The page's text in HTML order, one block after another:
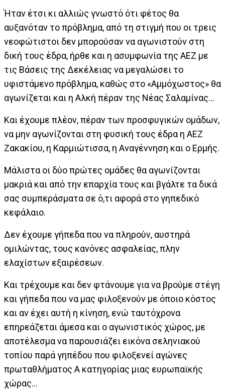
Ήταν έτσι κι αλλιώς γνωστό ότι φέτος θα
αυξανόταν το πρόβλημα, από τη στιγμή που οι τρεις
νεοφώτιστοι δεν μπορούσαν να αγωνιστούν στη
δική τους έδρα, ήρθε και η ασυμφωνία της ΑΕΖ με
τις Βάσεις της Δεκέλειας να μεγαλώσει το
υφιστάμενο πρόβλημα, καθώς στο «Αμμόχωστος» θα
αγωνίζεται και η Αλκή πέραν της Νέας Σαλαμίνας…
Και έχουμε πλέον, πέραν των προσφυγικών ομάδων,
να μην αγωνίζονται στη φυσική τους έδρα η ΑΕΖ
Ζακακίου, η Καρμιώτισσα, η Αναγέννηση και ο Ερμής.
Μάλιστα οι δύο πρώτες ομάδες θα αγωνίζονται
μακριά και από την επαρχία τους και βγάλτε τα δικά
σας συμπεράσματα σε ό,τι αφορά στο γηπεδικό
κεφάλαιο.
Δεν έχουμε γήπεδα που να πληρούν, αυστηρά
ομιλώντας, τους κανόνες ασφαλείας, πλην
ελαχίστων εξαιρέσεων.
Και τρέχουμε και δεν φτάνουμε για να βρούμε στέγη
και γήπεδα που να μας φιλοξενούν με όποιο κόστος
και αν έχει αυτή η κίνηση, ενώ ταυτόχρονα
επηρεάζεται άμεσα και ο αγωνιστικός χώρος, με
αποτέλεσμα να παρουσιάζει εικόνα σεληνιακού
τοπίου παρά γηπέδου που φιλοξενεί αγώνες
πρωταθλήματος Α κατηγορίας μιας ευρωπαϊκής
χώρας…